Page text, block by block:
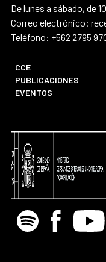
De lunes a sábado, de
Correo electrónico:
Teléfono: +562 2795
CCE
PUBLICACIONES
EVENTOS
Spotify Facebook
Youtube